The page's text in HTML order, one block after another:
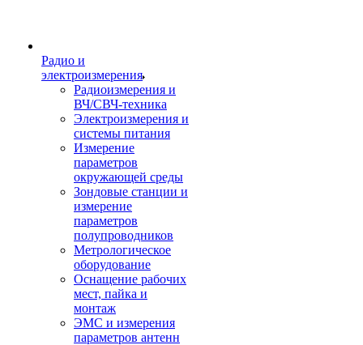
Радио и
электроизмерения
Радиоизмерения и
ВЧ/СВЧ-техника
Электроизмерения и
системы питания
Измерение
параметров
окружающей среды
Зондовые станции и
измерение
параметров
полупроводников
Метрологическое
оборудование
Оснащение рабочих
мест, пайка и
монтаж
ЭМС и измерения
параметров антенн